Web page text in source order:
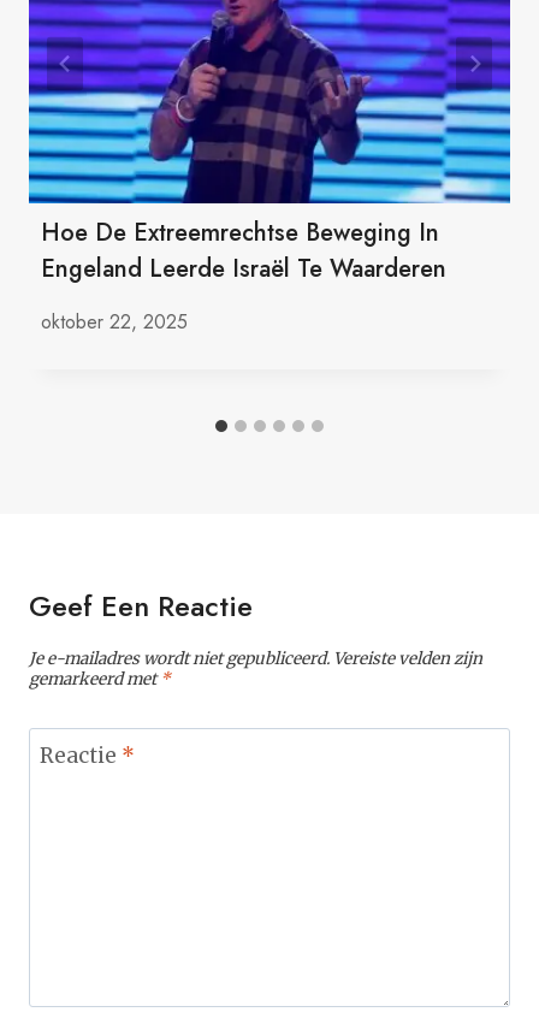
Hoe De Extreemrechtse Beweging In
Engeland Leerde Israël Te Waarderen
oktober 22, 2025
Geef Een Reactie
Je e-mailadres wordt niet gepubliceerd. Vereiste velden zijn
gemarkeerd met*
Reactie *